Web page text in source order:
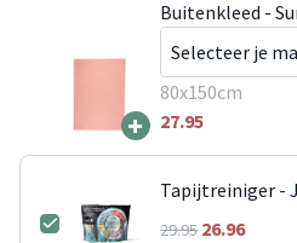
+
Buitenkleed -
80x150cm
27.95
Tapijtreiniger -
29.9526.96